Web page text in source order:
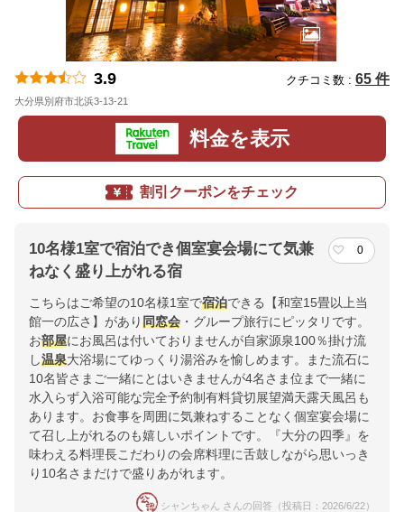
3.9 クチコミ数 : 65 件
大分県別府市北浜3-13-21
料金を表示
割引クーポンをチェック
10名様1室で宿泊でき個室宴会場にて気兼
ねなく盛り上がれる宿
0
こちらはご希望の10名様1室で宿泊できる【和室15畳以上当
館一の広さ】があり同窓会 ・グループ旅行にピッタリです。
お部屋にお風呂は付いておりませんが自家源泉100％掛け流
し温泉大浴場にてゆっくり湯浴みを愉しめます。また流石に
10名皆さまご一緒にとはいきませんが4名さま位まで一緒に
水入らず入浴可能な完全予約制有料貸切展望満天露天風呂も
あります。お食事を周囲に気兼ねすることなく個室宴会場に
て召し上がれるのも嬉しいポイントです。『大分の四季』を
味わえる料理長こだわりの会席料理に舌鼓しながら思いっき
り10名さまだけで盛りあがれます。
シャンちゃん さんの回答（投稿日：2026/6/22）